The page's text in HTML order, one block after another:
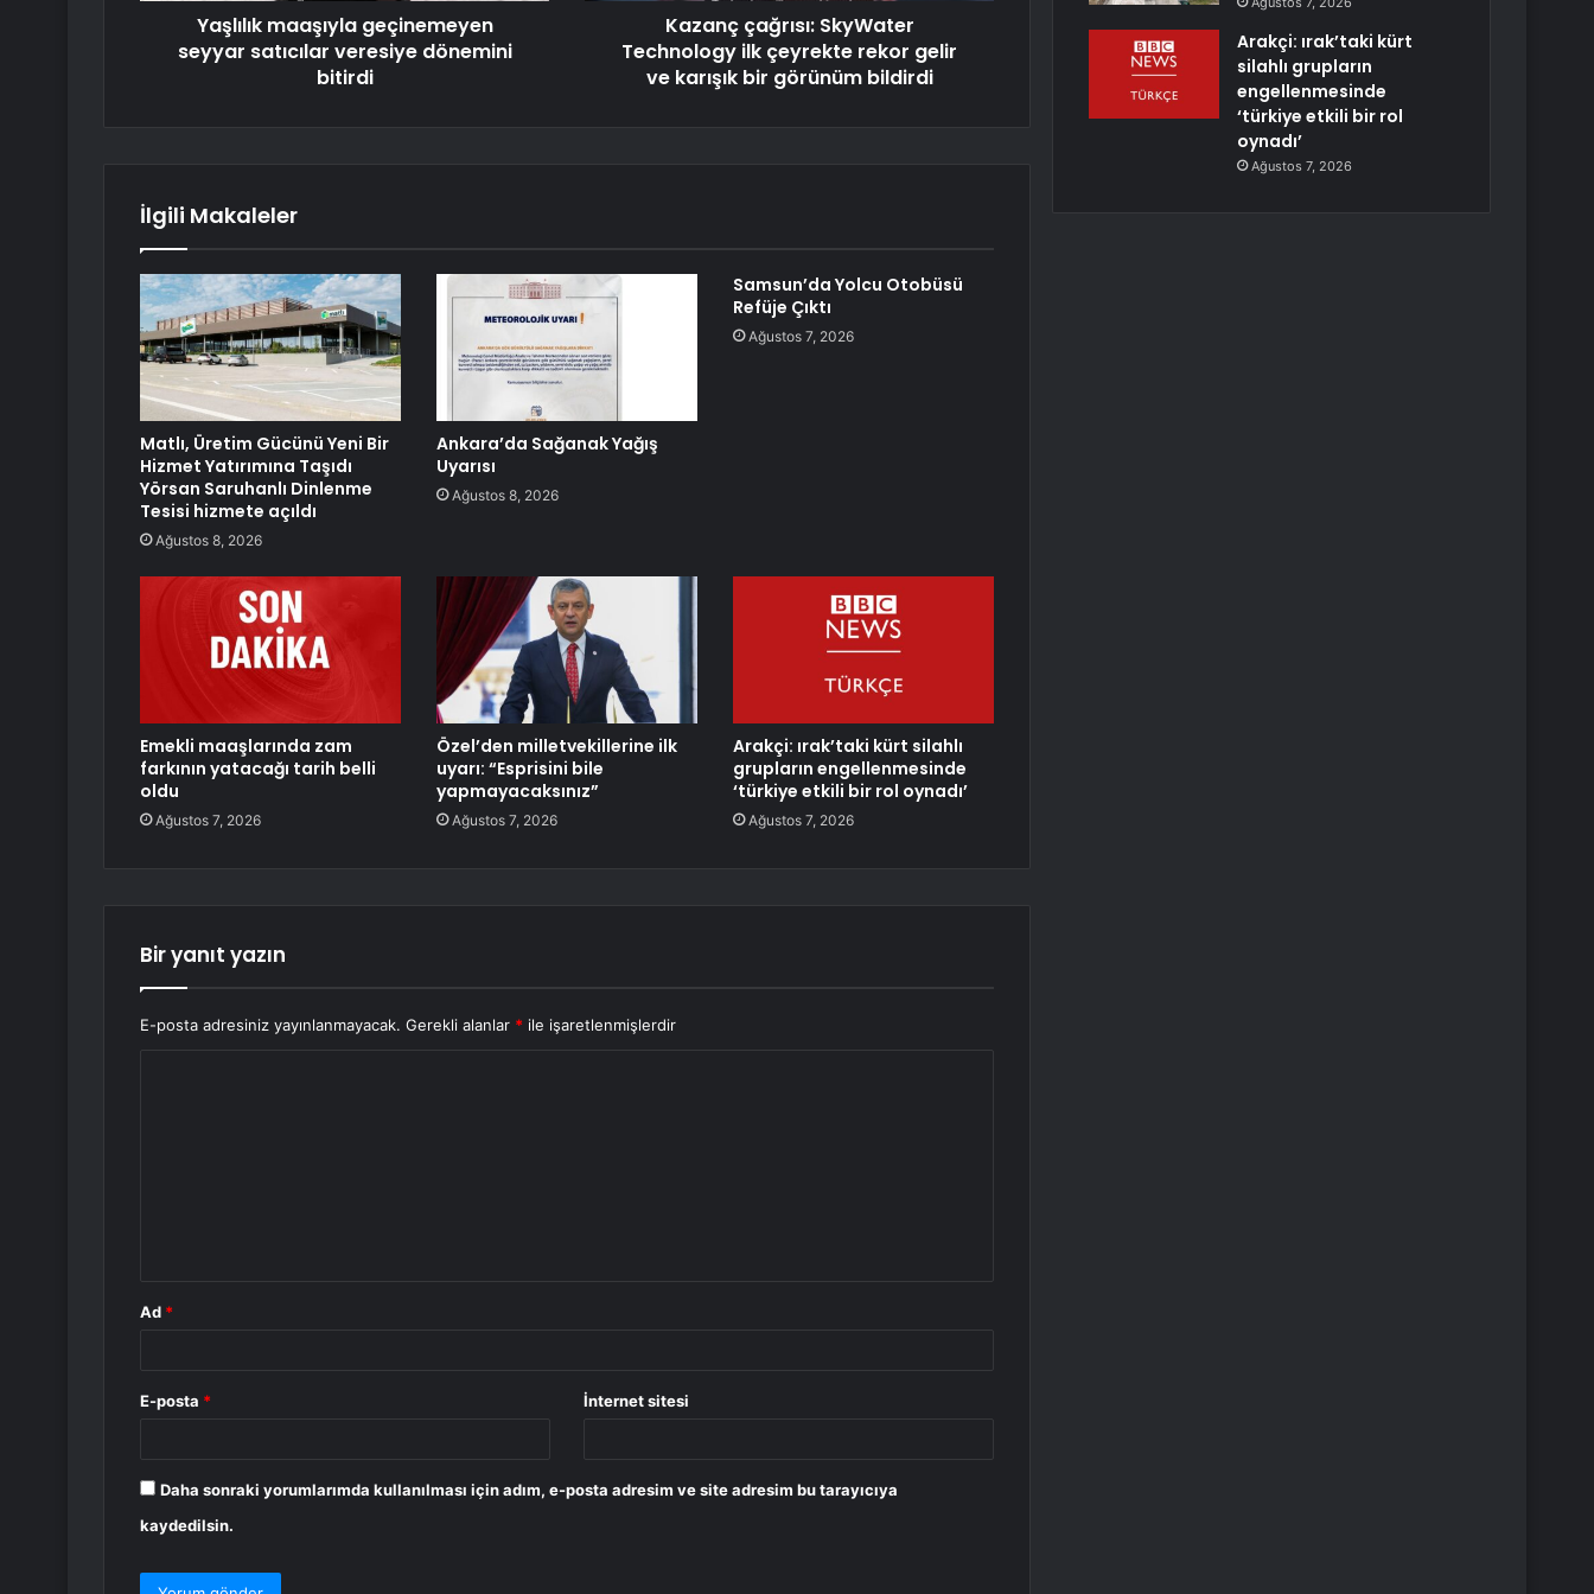
Yaşlılık maaşıyla geçinemeyen
seyyar satıcılar veresiye dönemini
bitirdi
Kazanç çağrısı: SkyWater
Technology ilk çeyrekte rekor gelir
ve karışık bir görünüm bildirdi
İlgili Makaleler
Matlı, Üretim Gücünü Yeni Bir
Hizmet Yatırımına Taşıdı
Yörsan Saruhanlı Dinlenme
Tesisi hizmete açıldı
Ağustos 8, 2026
Ankara’da Sağanak Yağış
Uyarısı
Ağustos 8, 2026
Samsun’da Yolcu Otobüsü
Refüje Çıktı
Ağustos 7, 2026
Emekli maaşlarında zam
farkının yatacağı tarih belli
oldu
Ağustos 7, 2026
Özel’den milletvekillerine ilk
uyarı: “Esprisini bile
yapmayacaksınız”
Ağustos 7, 2026
Arakçi: ırak’taki kürt silahlı
grupların engellenmesinde
‘türkiye etkili bir rol oynadı’
Ağustos 7, 2026
Bir yanıt yazın
E-posta adresiniz yayınlanmayacak. Gerekli alanlar * ile işaretlenmişlerdir
Ad *
E-posta * İnternet sitesi
Daha sonraki yorumlarımda kullanılması için adım, e-posta adresim ve site adresim bu tarayıcıya
kaydedilsin.
Arakçi: ırak’taki kürt
silahlı grupların
engellenmesinde
‘türkiye etkili bir rol
oynadı’
Ağustos 7, 2026